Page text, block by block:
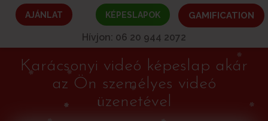
AJÁNLAT KÉPESLAPOK GAMIFICATION
Hívjon: 06 20 944 2072
Karácsonyi videó képeslap akár
az Ön személyes videó
üzenetével